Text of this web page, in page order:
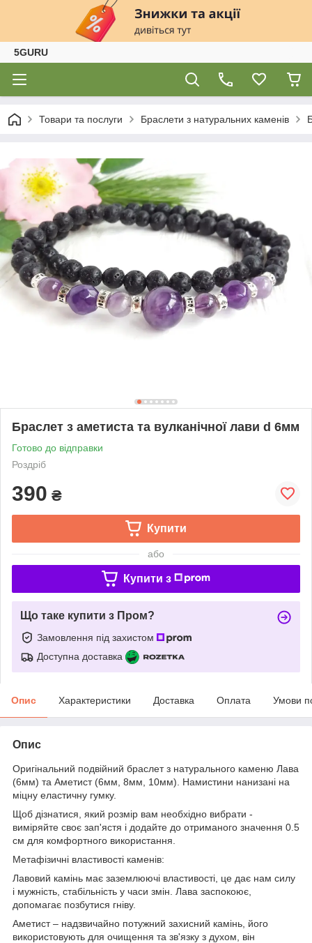
5GURU
Товари та послуги Браслети з натуральних каменів
Браслет з аметиста та вулканічної лави d 6мм
Готово до відправки
Роздріб
390 ₴
Купити
або
Купити з
Що таке купити з Пром?
Замовлення під захистом
Доступна доставка
Опис Характеристики Доставка Оплата Умови
Опис
Оригінальний подвійний браслет з натурального каменю Лава
(6мм) та Аметист (6мм, 8мм, 10мм). Намистини нанизані на
міцну еластичну гумку.
Щоб дізнатися, який розмір вам необхідно вибрати -
виміряйте своє зап'ястя і додайте до отриманого значення 0.5
см для комфортного використання.
Метафізичні властивості каменів:
Лавовий камінь має заземлюючі властивості, це дає нам силу
і мужність, стабільність у часи змін. Лава заспокоює,
допомагає позбутися гніву.
Аметист – надзвичайно потужний захисний камінь, його
використовують для очищення та зв'язку з духом, він